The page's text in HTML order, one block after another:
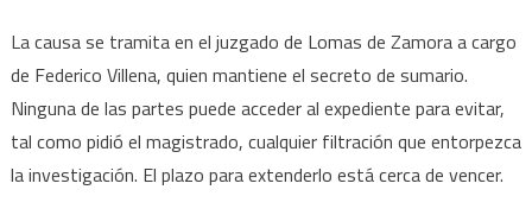
La causa se tramita en el juzgado de Lomas de Zamora a cargo
de Federico Villena, quien mantiene el secreto de sumario.
Ninguna de las partes puede acceder al expediente para evitar,
tal como pidió el magistrado, cualquier filtración que entorpezca
la investigación. El plazo para extenderlo está cerca de vencer.